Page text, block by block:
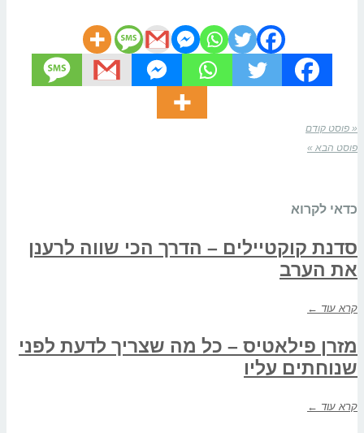
« פוסט קודם
פוסט הבא »
כדאי לקרוא
סדנת קוקטיילים – הדרך הכי שווה לרענן
את הערב
קרא עוד ←
מזרן פילאטיס – כל מה שצריך לדעת לפני
שנוחתים עליו
קרא עוד ←